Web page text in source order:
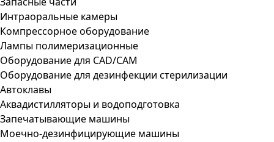
Интраоральные камеры
Компрессорное оборудование
Лампы полимеризационные
Оборудование для CAD/CAM
Оборудование для дезинфекции стерилизации
Автоклавы
Аквадистилляторы и водоподготовка
Запечатывающие машины
Моечно-дезинфицирующие машины